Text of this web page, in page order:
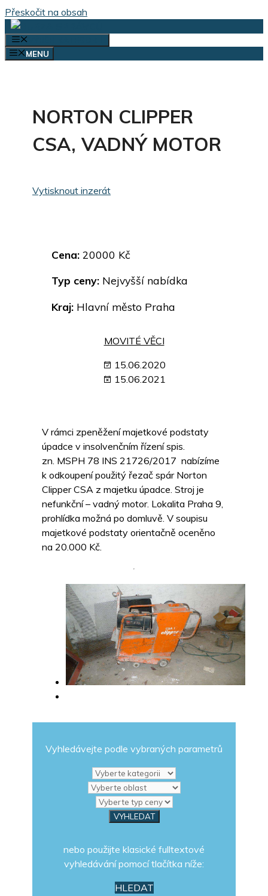
Přeskočit na obsah
MENU
NORTON CLIPPER
CSA, VADNÝ MOTOR
Vytisknout inzerát
Cena: 20000 Kč
Typ ceny: Nejvyšší nabídka
Kraj: Hlavní město Praha
MOVITÉ VĚCI
15.06.2020
15.06.2021
V rámci zpeněžení majetkové podstaty
úpadce v insolvenčním řízení spis.
zn. MSPH 78 INS 21726/2017 nabízíme
k odkoupení použitý řezač spár Norton
Clipper CSA z majetku úpadce. Stroj je
nefunkční – vadný motor. Lokalita Praha 9,
prohlídka možná po domluvě. V soupisu
majetkové podstaty orientačně oceněno
na 20.000 Kč.
Vyhledávejte podle vybraných parametrů
nebo použijte klasické fulltextové
vyhledávání pomocí tlačítka níže:
HLEDAT